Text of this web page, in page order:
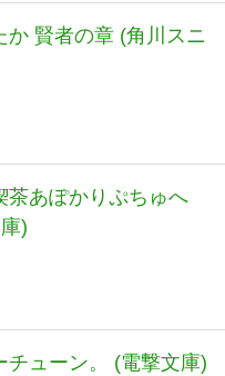
か 賢者の章 (角川スニ
茶あぽかりぷちゅへ
)
チューン。 (電撃文庫)